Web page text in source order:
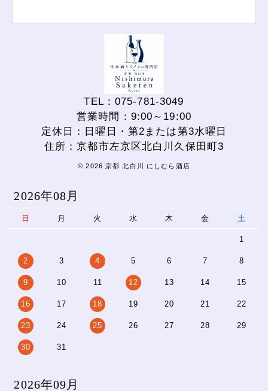
TEL：075-781-3049
営業時間：9:00～19:00
定休日：日曜日・第2または第3水曜日
住所：京都市左京区北白川久保田町3
© 2026 京都 北白川 にしむら酒店
2026年08月
日 月 火 水 木 金 土
1
2 3 4 5 6 7 8
9 10 11 12 13 14 15
16 17 18 19 20 21 22
23 24 25 26 27 28 29
30 31
2026年09月